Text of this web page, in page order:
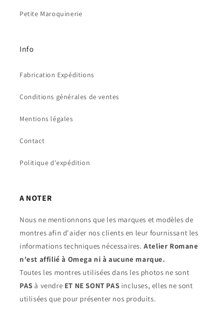
Petite Maroquinerie
Info
Fabrication Expéditions
Conditions générales de ventes
Mentions légales
Contact
Politique d'expédition
A NOTER
Nous ne mentionnons que les marques et modèles de
montres afin d'aider nos clients en leur fournissant les
informations techniques nécessaires. Atelier Romane
n'est affilié à Omega ni à aucune marque.
Toutes les montres utilisées dans les photos ne sont
PAS à vendre ET NE SONT PAS incluses, elles ne sont
utilisées que pour présenter nos produits.
articles précédemment enregistrés.